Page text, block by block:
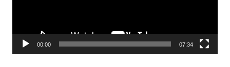
00:00 07:34